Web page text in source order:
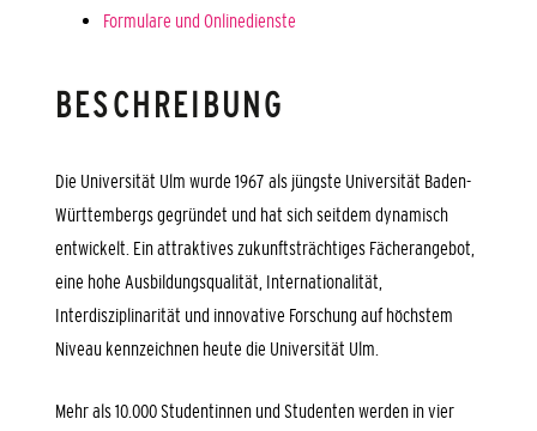
Formulare und Onlinedienste
BESCHREIBUNG
Die Universität Ulm wurde 1967 als jüngste Universität Baden-
Württembergsgegründet und hat sich seitdem dynamisch
entwickelt. Ein attraktives zukunftsträchtiges Fächerangebot,
eine hohe Ausbildungsqualität, Internationalität
Interdisziplinarität und innovative Forschung auf höchstem
Niveau kennzeichnen heute die Universität Ulm.
Mehr als 10.000 Studentinnen und Studenten werden in vier